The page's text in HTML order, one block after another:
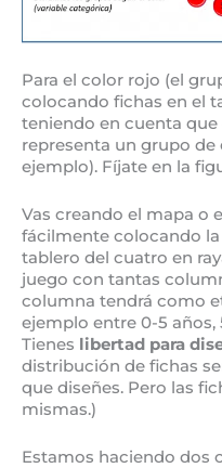
Para el color rojo (el
colocando fichas en el
teniendo en cuenta
representa un grupo de
ejemplo). Fíjate en la
Vas creando el mapa o
fácilmente colocando
tablero del cuatro en
juego con tantas
columna tendrá como
ejemplo entre 0-5 años,
Tienes libertad para
distribución de fichas
que diseñes. Pero las
mismas.)
Estamos haciendo dos